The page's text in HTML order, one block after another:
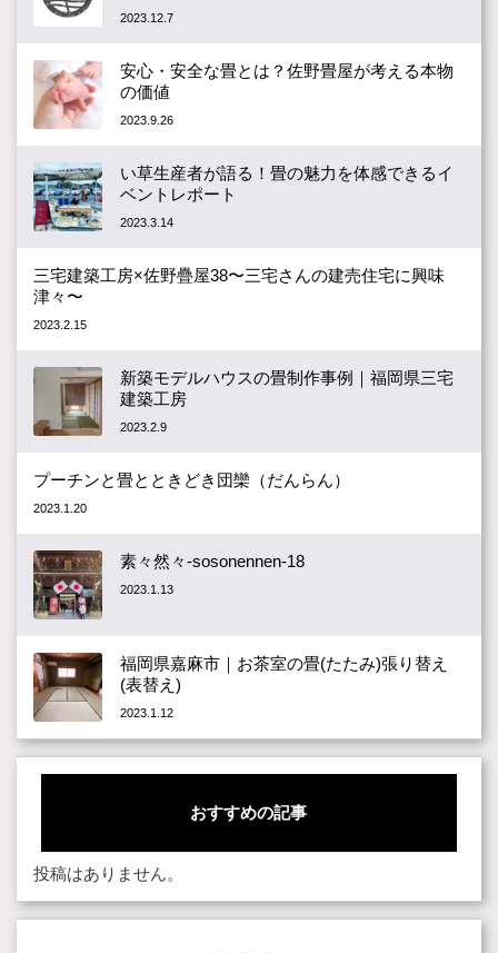
2023.12.7
安心・安全な畳とは？佐野畳屋が考える本物
の価値
2023.9.26
い草生産者が語る！畳の魅力を体感できるイ
ベントレポート
2023.3.14
三宅建築工房×佐野疊屋38〜三宅さんの建売住宅に興味
津々〜
2023.2.15
新築モデルハウスの畳制作事例｜福岡県三宅
建築工房
2023.2.9
プーチンと畳とときどき団欒（だんらん）
2023.1.20
素々然々-sosonennen-18
2023.1.13
福岡県嘉麻市｜お茶室の畳(たたみ)張り替え
(表替え)
2023.1.12
おすすめの記事
投稿はありません。